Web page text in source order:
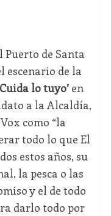
Puerto de Santa
escenario de la
lo tuyo’en
a la Alcaldía,
como “la
todo lo que El
estos años, su
la pesca o las
y el de todo
darlo todo por